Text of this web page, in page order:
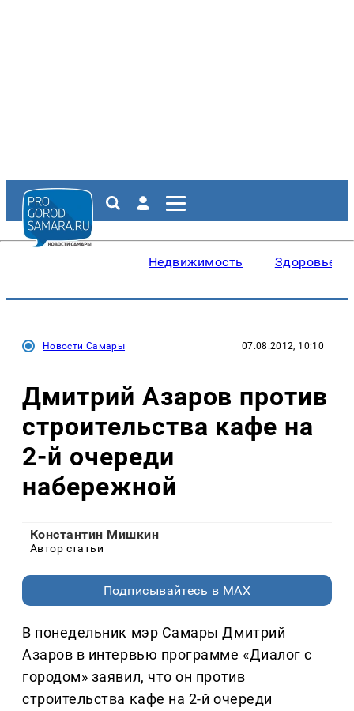
Недвижимость Здоровье
Новости Самары 07.08.2012, 10:10
Дмитрий Азаров против
строительства кафе на
2-й очереди
набережной
Константин Мишкин
Автор статьи
Подписывайтесь в MAX
В понедельник мэр Самары Дмитрий
Азаров в интервью программе «Диалог с
городом» заявил, что он против
строительства кафе на 2-й очереди